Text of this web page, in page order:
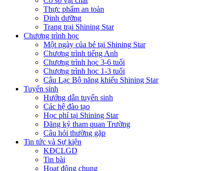
Thực phẩm an toàn
Dinh dưỡng
Trang trại Shining Star
Chương trình học
Một ngày của bé tại Shining Star
Chương trình tiếng Anh
Chương trình học 3-6 tuổi
Chương trình học 1-3 tuổi
Câu Lạc Bộ năng khiếu Shining Star
Tuyển sinh
Hướng dẫn tuyển sinh
Các hệ đào tạo
Học phí tại Shining Star
Đăng ký tham quan Trường
Câu hỏi thường gặp
Tin tức và Sự kiện
KĐCLGD
Tin bài
Hoạt động chung